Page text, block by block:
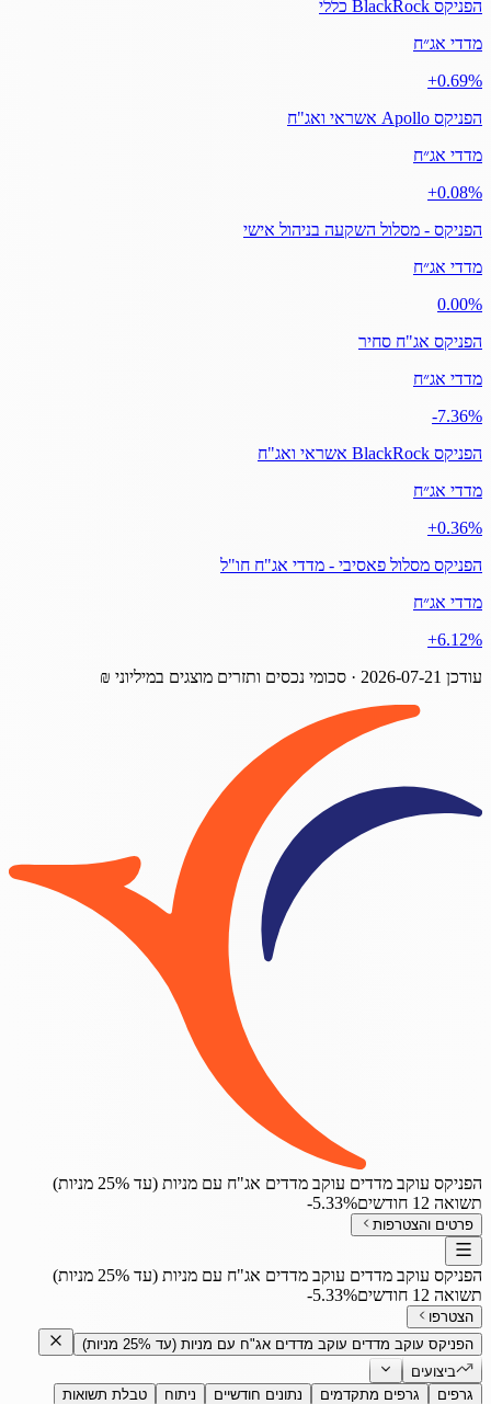
הפניקס BlackRock כללי
מדדי אג״ח
‎+0.69%
הפניקס Apollo אשראי ואג"ח
מדדי אג״ח
‎+0.08%
הפניקס - מסלול השקעה בניהול אישי
מדדי אג״ח
‎0.00%
הפניקס אג"ח סחיר
מדדי אג״ח
‎-7.36%
הפניקס BlackRock אשראי ואג"ח
מדדי אג״ח
‎+0.36%
הפניקס מסלול פאסיבי - מדדי אג"ח חו"ל
מדדי אג״ח
‎+6.12%
עודכן 2026-07-21 · סכומי נכסים ותזרים מוצגים במיליוני ₪
הפניקס עוקב מדדים עוקב מדדים אג"ח עם מניות (עד 25% מניות)
תשואה 12 חודשים
‎-5.33%
פרטים והצטרפות
הפניקס עוקב מדדים עוקב מדדים אג"ח עם מניות (עד 25% מניות)
תשואה 12 חודשים
‎-5.33%
הצטרפו
הפניקס עוקב מדדים עוקב מדדים אג"ח עם מניות (עד 25% מניות)
ביצועים
גרפים
גרפים מתקדמים נתונים חודשיים ניתוח
טבלת תשואות